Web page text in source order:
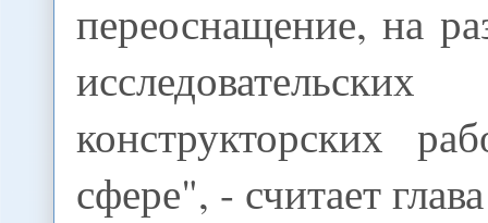
переоснащение, на
конструкторских
сфере", - считает